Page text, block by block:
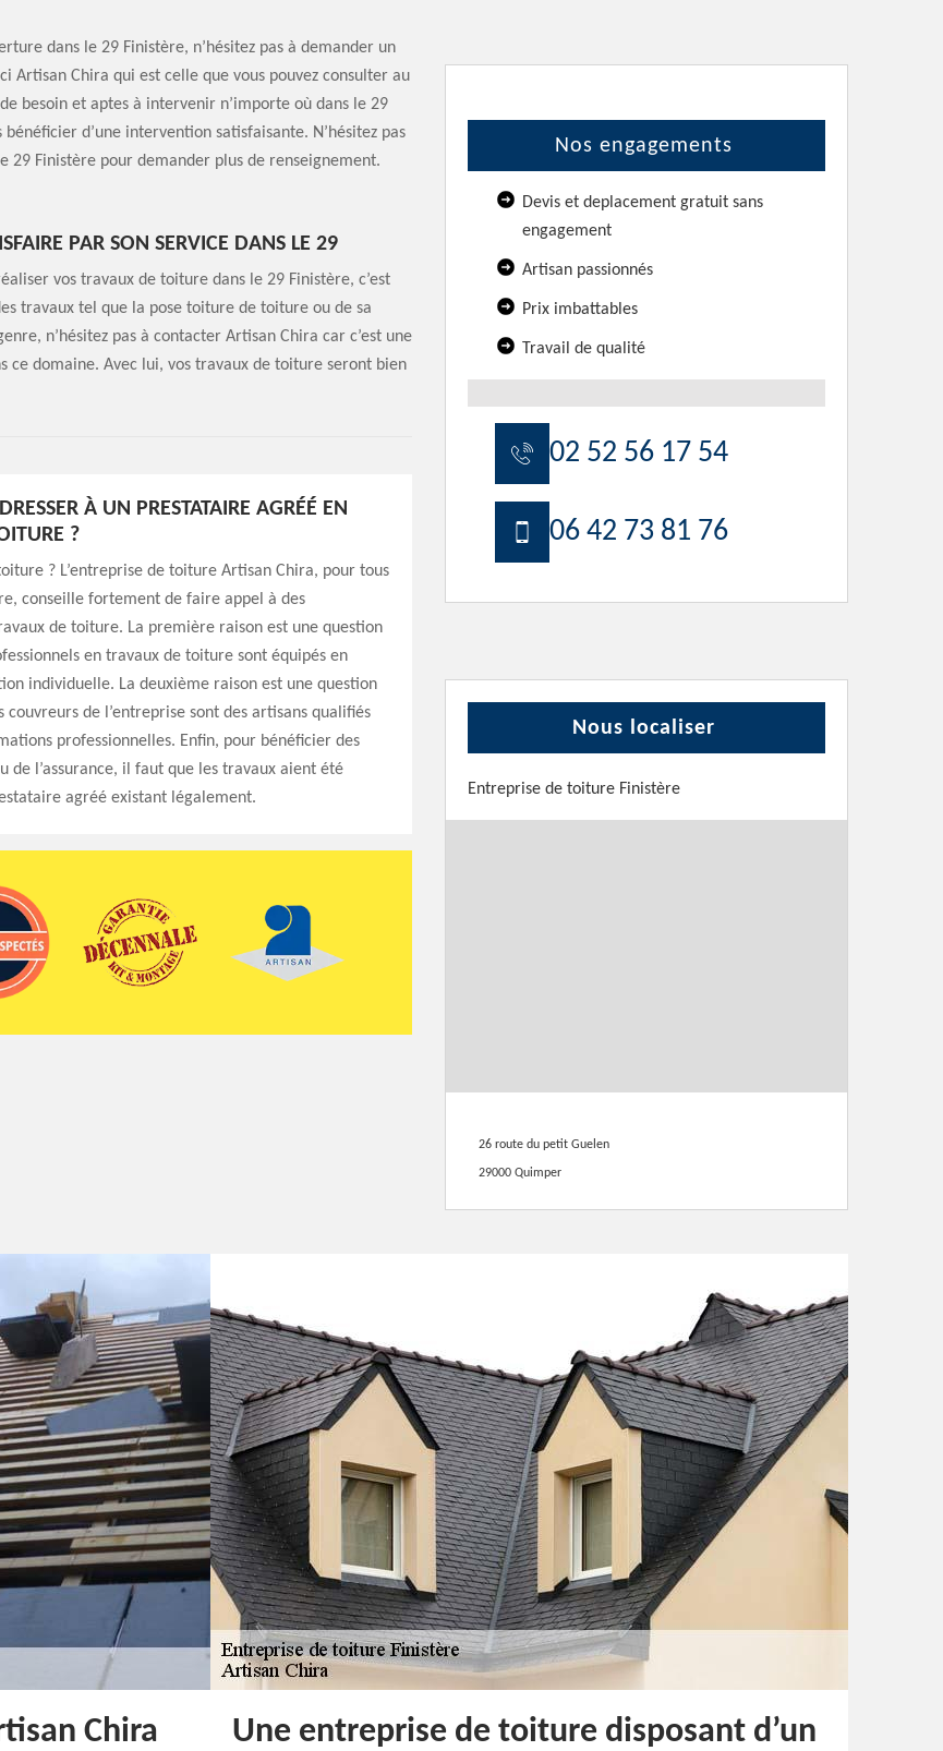
dans le 29 Finistère, n’hésitez pas à demander un
Artisan Chira qui est celle que vous pouvez consulter au
besoin et aptes à intervenir n’importe où dans le 29
d’une intervention satisfaisante. N’hésitez pas
29 Finistère pour demander plus de renseignement.
PAR SON SERVICE DANS LE 29
vos travaux de toiture dans le 29 Finistère, c’est
travaux tel que la pose toiture de toiture ou de sa
n’hésitez pas à contacter Artisan Chira car c’est une
ce domaine. Avec lui, vos travaux de toiture seront bien
À UN PRESTATAIRE AGRÉÉ EN
?
? L’entreprise de toiture Artisan Chira, pour tous
conseille fortement de faire appel à des
de toiture. La première raison est une question
en travaux de toiture sont équipés en
individuelle. La deuxième raison est une question
couvreurs de l’entreprise sont des artisans qualifiés
professionnelles. Enfin, pour bénéficier des
de l’assurance, il faut que les travaux aient été
agréé existant légalement.
Nos engagements
Devis et deplacement gratuit sans
engagement
Artisan passionnés
Prix imbattables
Travail de qualité
02 52 56 17 54
06 42 73 81 76
Nous localiser
Entreprise de toiture Finistère
26 route du petit Guelen
29000 Quimper
Chira
Une entreprise de toiture disposant d’un